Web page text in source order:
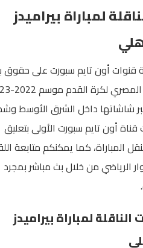
لمباراة بيراميدز
أون تايم سبورت على حقوق
مباريات الدوري
شاشاتها داخل الشرق الأوسط
قناة أون تايم سبورت الأولى بتعليق
المباراة، كما يمكنكم متابعة
الرياضي من خلال بث مباشر بمجرد
الناقلة لمباراة بيراميدز